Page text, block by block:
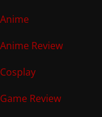
Anime
Anime Review
Cosplay
Game Review